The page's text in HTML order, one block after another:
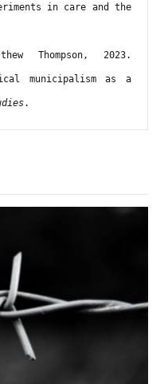
in care and the
Thompson, 2023.
municipalism as a
.